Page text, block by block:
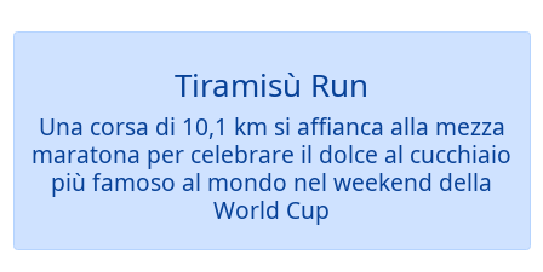
Tiramisù Run
Una corsa di 10,1 km si affianca alla mezza
maratona per celebrare il dolce al cucchiaio
più famoso al mondo nel weekend della
World Cup